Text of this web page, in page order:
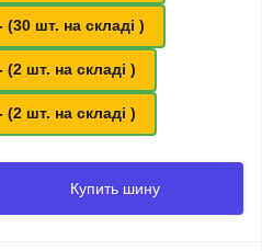
(30 шт. на складі )
(2 шт. на складі )
(2 шт. на складі )
Купить шину